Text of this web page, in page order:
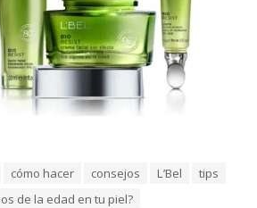
cómo hacer consejos L’Bel
tips
de la edad en tu piel?